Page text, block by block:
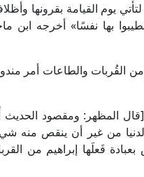
يوم القيامة بقرونها
بها نفسًا» أخرجه ابن
من القُربات والطاعات أمر
التجارية الكبرى): [قال المظهر: ومقصود
من غير أن ينقص منه
فَعلَها إبراهيم من